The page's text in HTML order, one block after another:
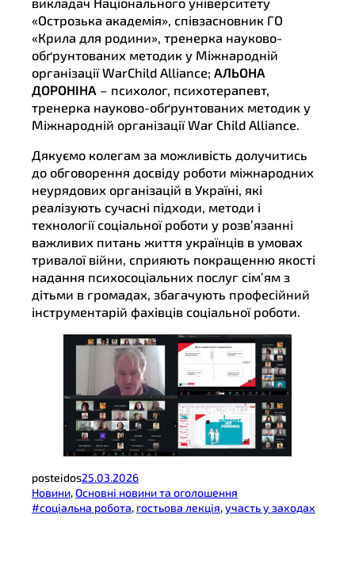
«Острозька академія», співзасновник ГО
«Крила для родини», тренерка науково-
обґрунтованих методик у Міжнародній
організації WarChild Alliancе; АЛЬОНА
ДОРОНІНА – психолог, психотерапевт,
тренерка науково-обґрунтованих методик у
Міжнародній організації War Child Alliance.
Дякуємо колегам за можливість долучитись
до обговорення досвіду роботи міжнародних
неурядових організацій в Україні, які
реалізують сучасні підходи, методи і
технології соціальної роботи у розв’язанні
важливих питань життя українців в умовах
тривалої війни, сприяють покращенню якості
надання психосоціальних послуг сім’ям з
дітьми в громадах, збагачують професійний
інструментарій фахівців соціальної роботи.
posteidos25.03.2026
Новини, Основні новини та оголошення
#соціальна робота, гостьова лекція, участь у заходах